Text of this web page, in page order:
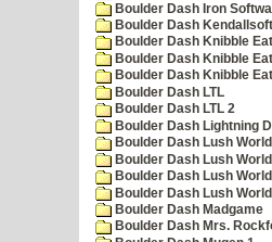
Boulder Dash Iron
Boulder Dash
Boulder Dash Knibble
Boulder Dash Knibble
Boulder Dash Knibble
Boulder Dash LTL
Boulder Dash LTL 2
Boulder Dash Lightning
Boulder Dash Lush
Boulder Dash Lush
Boulder Dash Lush
Boulder Dash Lush
Boulder Dash Madgame
Boulder Dash Mrs.